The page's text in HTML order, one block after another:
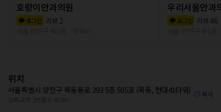
호랑이안과의원
로그인 리뷰 2
우리서울안과
로그인 리뷰46
위치
서울특별시 양천구 목동동로 293 5층 505호 (목동, 현대41타워) 복사